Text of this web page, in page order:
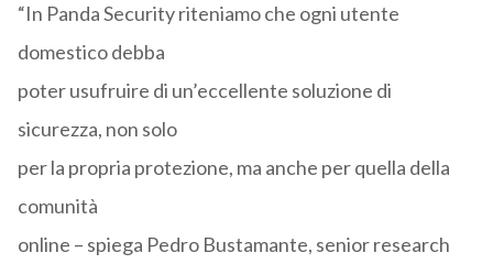
“In Panda Security riteniamo che ogni utente
domestico debba
poter usufruire di un’eccellente soluzione di
sicurezza, non solo
per la propria protezione, ma anche per quella della
comunità
online – spiega Pedro Bustamante, senior research